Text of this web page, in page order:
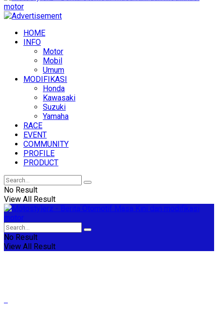
HOME
INFO
Motor
Mobil
Umum
MODIFIKASI
Honda
Kawasaki
Suzuki
Yamaha
RACE
EVENT
COMMUNITY
PROFILE
PRODUCT
No Result
View All Result
No Result
View All Result